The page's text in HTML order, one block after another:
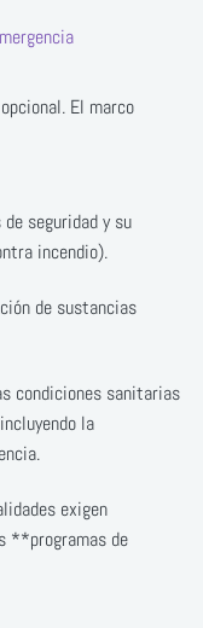
El marco
seguridad y su
incendio).
de sustancias
condiciones sanitarias
la
exigen
**programas de